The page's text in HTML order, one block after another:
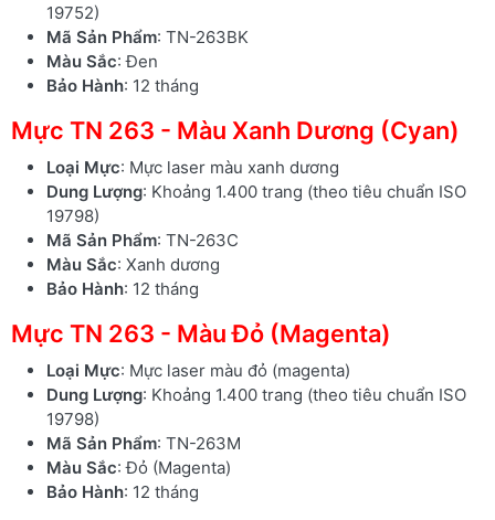
19752)
Mã Sản Phẩm: TN-263BK
Màu Sắc: Đen
Bảo Hành: 12 tháng
Mực TN 263 - Màu Xanh Dương (Cyan)
Loại Mực: Mực laser màu xanh dương
Dung Lượng: Khoảng 1.400 trang (theo tiêu chuẩn ISO
19798)
Mã Sản Phẩm: TN-263C
Màu Sắc: Xanh dương
Bảo Hành: 12 tháng
Mực TN 263 - Màu Đỏ (Magenta)
Loại Mực: Mực laser màu đỏ (magenta)
Dung Lượng: Khoảng 1.400 trang (theo tiêu chuẩn ISO
19798)
Mã Sản Phẩm: TN-263M
Màu Sắc: Đỏ (Magenta)
Bảo Hành: 12 tháng